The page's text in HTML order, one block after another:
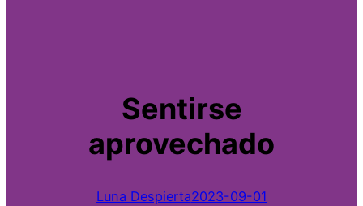
Sentirse
aprovechado
Luna Despierta2023-09-01